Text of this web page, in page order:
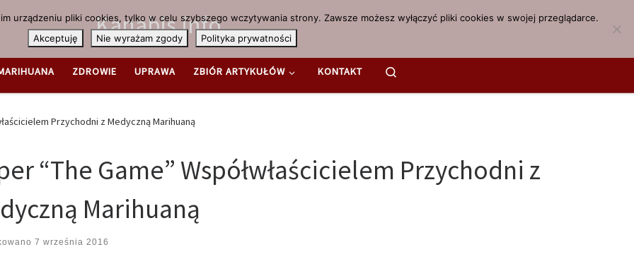
Kanabis.info
ZDROWIE UPRAWA ZBIÓR ARTYKUŁÓW KONTAKT
Przychodni z Medyczną Marihuaną
“The Game” Współwłaścicielem Przychodni z
Marihuaną
7 września 2016
urządzeniu pliki cookies, tylko w celu szybszego wczytywania strony. Zawsze możesz wyłączyć pliki cookies w swojej przeglądarce.
Akceptuję
Nie wyrażam zgody Polityka prywatności